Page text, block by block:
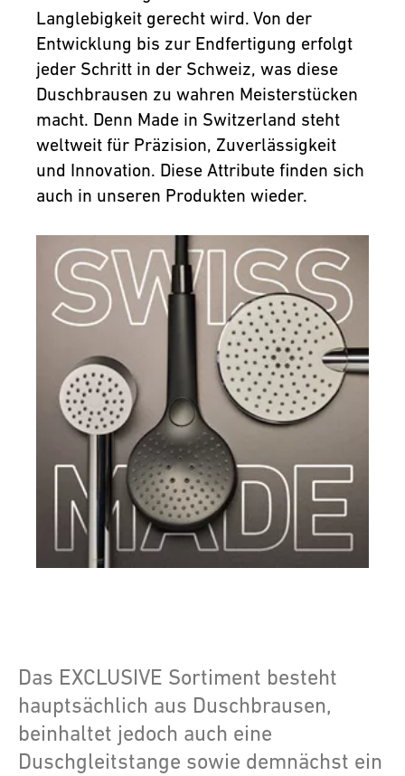
Langlebigkeit gerecht wird. Von der
Entwicklung bis zur Endfertigung erfolgt
jeder Schritt in der Schweiz, was diese
Duschbrausen zu wahren Meisterstücken
macht. Denn Made in Switzerland steht
weltweit für Präzision, Zuverlässigkeit
und Innovation. Diese Attribute finden sich
auch in unseren Produkten wieder.
Das EXCLUSIVE Sortiment besteht
hauptsächlich aus Duschbrausen,
beinhaltet jedoch auch eine
Duschgleitstange sowie demnächst ein